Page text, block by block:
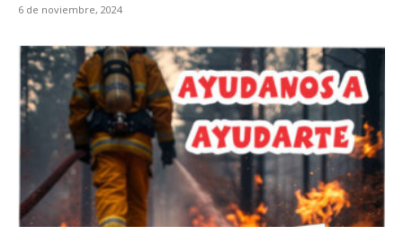
6 de noviembre, 2024